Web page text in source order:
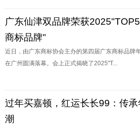
广东仙津双品牌荣获
商标品牌"
近日，由广东商标协会主办的第四届广东商标品牌
在广州圆满落幕。会上正式揭晓了2025"T...
过年买嘉顿，红运长长99：传
潮